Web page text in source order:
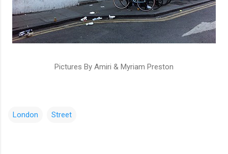
Pictures By Amiri & Myriam Preston
London Street